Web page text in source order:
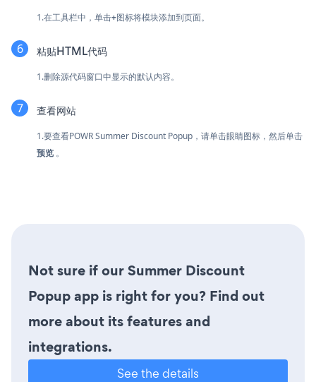
1.在工具栏中，单击+图标将模块添加到页面。
粘贴HTML代码
1.删除源代码窗口中显示的默认内容。
查看网站
1.要查看POWR Summer Discount Popup，请单击眼睛图标，然后单击
预览 。
Not sure if our Summer Discount
Popup app is right for you? Find out
more about its features and
integrations.
See the details